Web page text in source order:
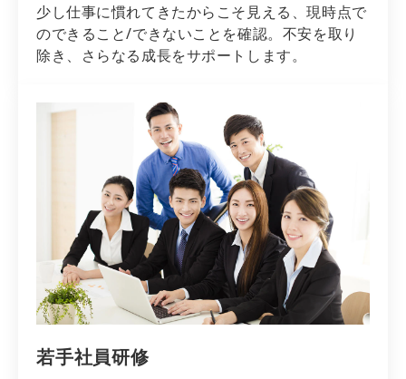
少し仕事に慣れてきたからこそ見える、現時点で
のできること/できないことを確認。不安を取り
除き、さらなる成長をサポートします。
若手社員研修